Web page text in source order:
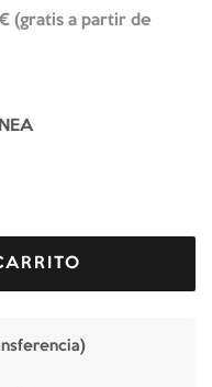
(gratis a partir de